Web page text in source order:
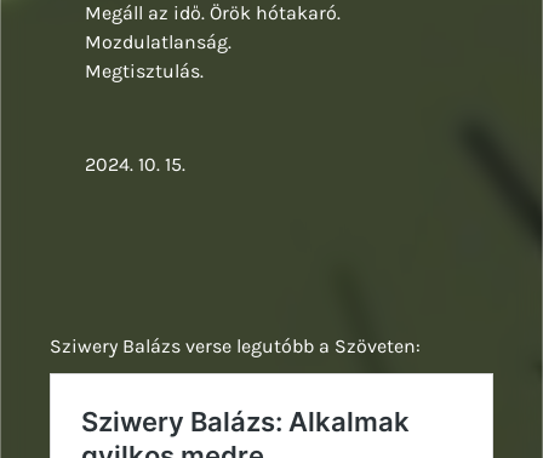
Megáll az idő. Örök hótakaró.
Mozdulatlanság.
Megtisztulás.
2024. 10. 15.
Sziwery Balázs verse legutóbb a Szöveten: